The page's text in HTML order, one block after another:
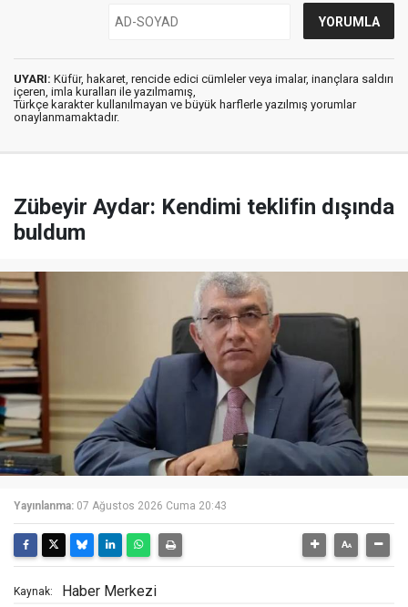
UYARI: Küfür, hakaret, rencide edici cümleler veya imalar, inançlara saldırı
içeren, imla kuralları ile yazılmamış,
Türkçe karakter kullanılmayan ve büyük harflerle yazılmış yorumlar
onaylanmamaktadır.
Zübeyir Aydar: Kendimi teklifin dışında
buldum
Yayınlanma: 07 Ağustos 2026 Cuma 20:43
Kaynak: Haber Merkezi